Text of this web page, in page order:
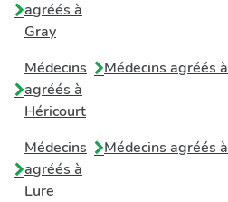
agréés à
Gray
Médecins
agréés à
Héricourt
Médecins agréés à
Médecins
agréés à
Lure
Médecins agréés à